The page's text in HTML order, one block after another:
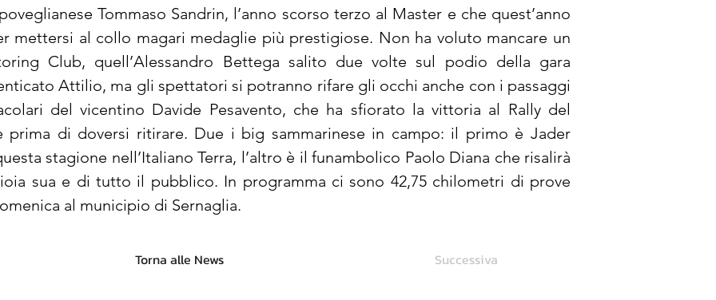
Tommaso Sandrin, l’anno scorso terzo al Master e che quest’anno
mettersi al collo magari medaglie più prestigiose. Non ha voluto mancare un
Club, quell’Alessandro Bettega salito due volte sul podio della gara
Attilio, ma gli spettatori si potranno rifare gli occhi anche con i passaggi
del vicentino Davide Pesavento, che ha sfiorato la vittoria al Rally del
prima di doversi ritirare. Due i big sammarinese in campo: il primo è Jader
stagione nell’Italiano Terra, l’altro è il funambolico Paolo Diana che risalirà
sua e di tutto il pubblico. In programma ci sono 42,75 chilometri di prove
al municipio di Sernaglia.
Torna alle News Successiva